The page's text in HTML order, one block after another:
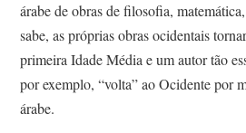
árabe de obras de filosofia,
sabe, as próprias obras ocidentais
primeira Idade Média e um autor tão
por exemplo, “volta” ao Ocidente por
árabe.